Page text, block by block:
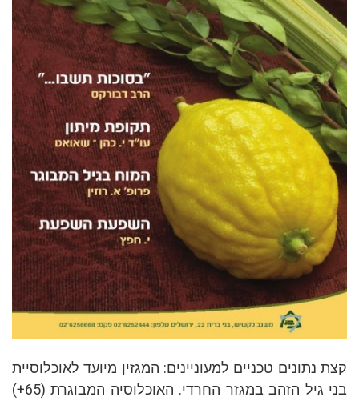
קצת נתונים טכניים למעוניינים: המגזין מיועד לאוכלוסיית
בני גיל הזהב במגזר החרדי. האוכלוסיה המבוגרת (65+)